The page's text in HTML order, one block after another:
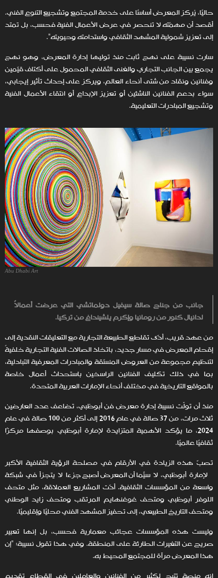
حاليًا، يُركز المعرض أساسًا على خدمة المجتمع وتشجيع التنوع الفني.
أقصد أن مهمّته لا تنحصر في عرض الأعمال الفنية فحسب، بل تمتد
إلى تعزيز شمولية المشهد الثقافي واستدامته وحيويته".
سارت نسيبة على نهج ثابت منذ توليها إدارة المعرض، وهو نهج
يجمع بين الجانب التجاري والغنى الثقافي المحمول على أكتاف قيّمين
وفنانين ونقاد من شتى أنحاء العالم، ويركز على إحداث تأثير إيجابي،
سواء بدعم الفنانين الناشئين أو تعزيز الإبداع أو انتقاء الأعمال الفنية
وتشجيع المبادرات التعليمية.
Abu Dhabi Art
جانب من جناح صالة سيفيل دولماتشي التي عرضت أعمالاً
لدانيال كنور من رومانيا وإكرم يلشينداغ من تركيا.
من عهد قريب، أدّى تقاطع الطبيعة التجارية مع التعليقات النقدية إلى
إقحام المعرض في مسار جديد، باتخاذ الصالات الفنية التجارية خلفيةً
لتنظيم مجموعة من العروض المنسّقة والمبادرات المعرفية التبادلية،
بما في ذلك تكليف الفنانين الراسخين باستحداث أعمال خاصة
بالمواقع التاريخية في مختلف أنحاء الإمارات العربية المتحدة.
منذ أن تولّت نسيبة إدارة معرض فن أبوظبي، تضاعف عدد العارضين
ثلاث مرات، من 37 صالة في عام 2016 إلى أكثر من 100 صالة في عام
2024، ما يؤكد الأهمية المتزايدة لإمارة أبوظبي بوصفها مركزًا
ثقافيًا عالميًا.
تصبّ هذه الزيادة في الأرقام في مصلحة الرؤية الثقافية الأكبر
لإمارة أبوظبي، لا سيّما أن المعرض أصبح جزءًا لا يتجزأ في شبكة
واسعة من المؤسسات الثقافية. أدّت المشاريع العملاقة، مثل متحف
اللوفر أبوظبي ومتحف غوغنهايم المرتقب ومتحف زايد الوطني
ومتحف التاريخ الطبيعي، إلى تحفيز المشهد الفني محليًا وإقليميًا.
وليست هذه المؤسسات عجائب معمارية فحسب، بل إنها تعبير
صريح عن التغيرات الطارئة على المنطقة. وفي هذا تقول نسيبة: "إن
هذا المعرض مرآة للمجتمع المحيط به.